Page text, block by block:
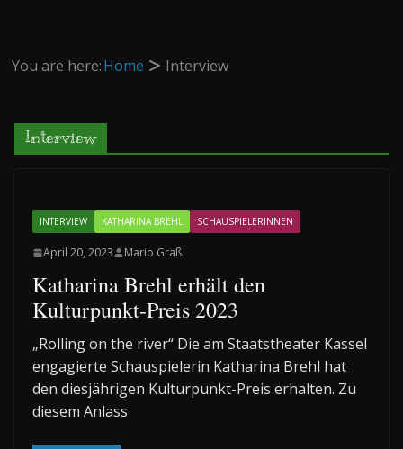
You are here:Home Interview
Interview
INTERVIEW KATHARINA BREHL SCHAUSPIELERINNEN
April 20, 2023 Mario Graß
Katharina Brehl erhält den
Kulturpunkt-Preis 2023
„Rolling on the river“ Die am Staatstheater Kassel
engagierte Schauspielerin Katharina Brehl hat
den diesjährigen Kulturpunkt-Preis erhalten. Zu
diesem Anlass